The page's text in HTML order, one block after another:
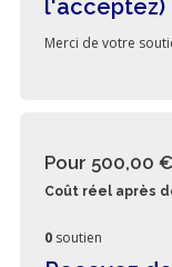
l'acceptez)
Merci de votre
Pour 500,00 €
Coût réel après
0 soutien